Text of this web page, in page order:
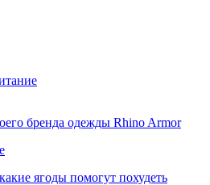
бренда одежды Rhino Armor
ягоды помогут похудеть